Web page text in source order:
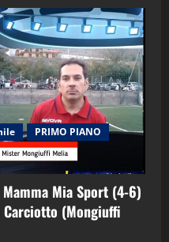
PRIMO PIANO
Mia Sport (4-6)
(Mongiuffi